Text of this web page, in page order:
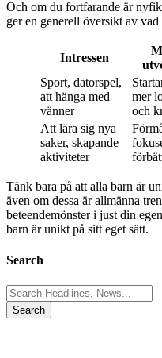
Och om du fortfarande är
ger en generell översikt av
Intressen
Sport, datorspel,
att hänga med
vänner
mer
och
Att lära sig nya
saker, skapande
aktiviteter
Tänk bara på att alla barn är
även om dessa är allmänna
beteendemönster i just din
barn är unikt på sitt eget sätt.
Search
Search
for: